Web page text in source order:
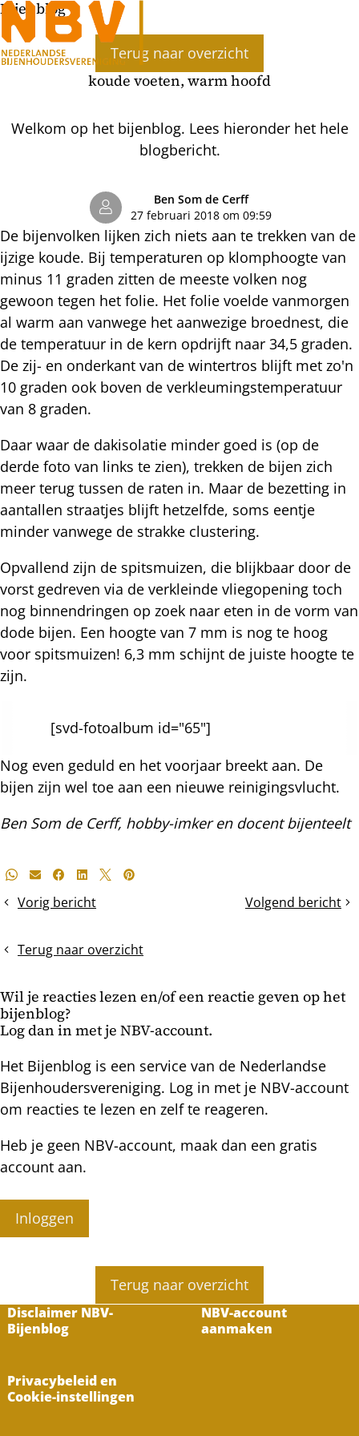
Bijenblog
Terug naar overzicht
koude voeten, warm hoofd
Welkom op het bijenblog. Lees hieronder het hele
blogbericht.
Ben Som de Cerff
27 februari 2018 om 09:59
De bijenvolken lijken zich niets aan te trekken van de
ijzige koude. Bij temperaturen op klomphoogte van
minus 11 graden zitten de meeste volken nog
gewoon tegen het folie. Het folie voelde vanmorgen
al warm aan vanwege het aanwezige broednest, die
de temperatuur in de kern opdrijft naar 34,5 graden.
De zij- en onderkant van de wintertros blijft met zo'n
10 graden ook boven de verkleumingstemperatuur
van 8 graden.
Daar waar de dakisolatie minder goed is (op de
derde foto van links te zien), trekken de bijen zich
meer terug tussen de raten in. Maar de bezetting in
aantallen straatjes blijft hetzelfde, soms eentje
minder vanwege de strakke clustering.
Opvallend zijn de spitsmuizen, die blijkbaar door de
vorst gedreven via de verkleinde vliegopening toch
nog binnendringen op zoek naar eten in de vorm van
dode bijen. Een hoogte van 7 mm is nog te hoog
voor spitsmuizen! 6,3 mm schijnt de juiste hoogte te
zijn.
[svd-fotoalbum id="65"]
Nog even geduld en het voorjaar breekt aan. De
bijen zijn wel toe aan een nieuwe reinigingsvlucht.
Ben Som de Cerff, hobby-imker en docent bijenteelt
Deel
bericht
Whatsapp
E-mailFacebook
LinkedIn
X Pinterest
Vorig bericht
Het
van
BK
Volgend bericht
Zaterdag
11
Terug naar overzicht
Wil je reacties lezen en/of een reactie geven op het
bijenblog?
Log dan in met je NBV-account.
Het Bijenblog is een service van de Nederlandse
Bijenhoudersvereniging. Log in met je NBV-account
om reacties te lezen en zelf te reageren.
Heb je geen NBV-account, maak dan een gratis
account aan.
Inloggen
Terug naar overzicht
Disclaimer NBV-
Bijenblog
NBV-account
aanmaken
Privacybeleid en
Cookie-instellingen